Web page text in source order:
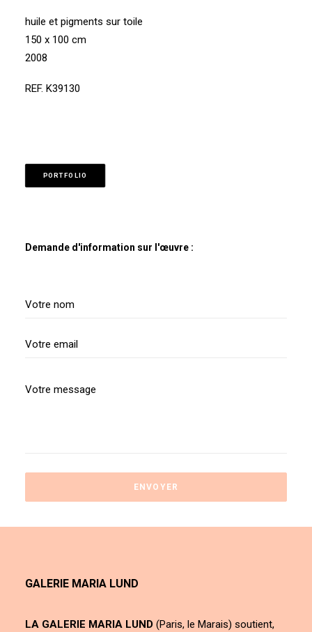
huile et pigments sur toile
150 x 100 cm
2008
REF. K39130
PORTFOLIO
Demande d'information sur l'œuvre :
GALERIE MARIA LUND
LA GALERIE MARIA LUND (Paris, le Marais) soutient,